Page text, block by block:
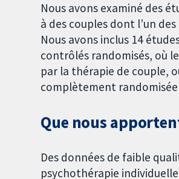
Nous avons examiné des
à des couples dont l’un
Nous avons inclus 14
contrôlés randomisés, où
par la thérapie de couple,
complètement
Que nous
Des données de faible
psychothérapie